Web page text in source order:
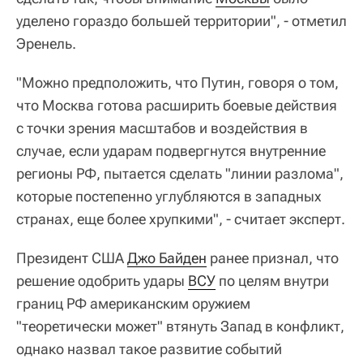
уделено гораздо большей территории", - отметил
Эренель.
"Можно предположить, что Путин, говоря о том,
что Москва готова расширить боевые действия
с точки зрения масштабов и воздействия в
случае, если ударам подвергнутся внутренние
регионы РФ, пытается сделать "линии разлома",
которые постепенно углубляются в западных
странах, еще более хрупкими", - считает эксперт.
Президент СШАДжо Байден ранее признал, что
решение одобрить удары ВСУ по целям внутри
границ РФ американским оружием
"теоретически может" втянуть Запад в конфликт,
однако назвал такое развитие событий